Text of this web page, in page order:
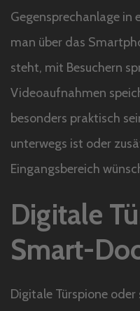
Gegensprechanlage in
man über das
steht, mit Besuchern
Videoaufnahmen
besonders praktisch
unterwegs ist oder
Eingangsbereich
Digitale
Smart-
Digitale Türspione